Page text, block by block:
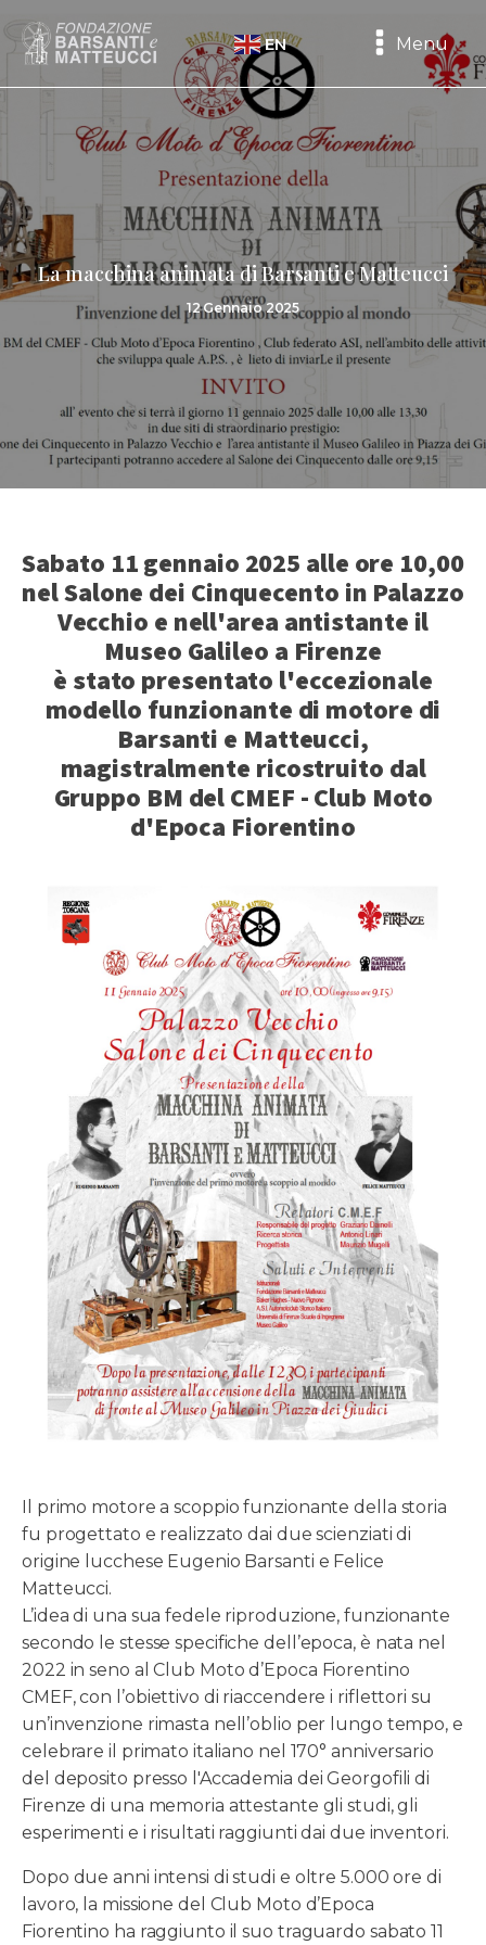
EN Menu
La macchina animata di Barsanti e Matteucci
12 Gennaio 2025
Sabato 11 gennaio 2025 alle ore 10,00
nel Salone dei Cinquecento in Palazzo
Vecchio e nell'area antistante il
Museo Galileo a Firenze
è stato presentato l'eccezionale
modello funzionante di motore di
Barsanti e Matteucci,
magistralmente ricostruito dal
Gruppo BM del CMEF - Club Moto
d'Epoca Fiorentino
Il primo motore a scoppio funzionante della storia
fu progettato e realizzato dai due scienziati di
origine lucchese Eugenio Barsanti e Felice
Matteucci.
L’idea di una sua fedele riproduzione, funzionante
secondo le stesse specifiche dell’epoca, è nata nel
2022 in seno al Club Moto d’Epoca Fiorentino
CMEF, con l’obiettivo di riaccendere i riflettori su
un’invenzione rimasta nell’oblio per lungo tempo, e
celebrare il primato italiano nel 170° anniversario
del deposito presso l'Accademia dei Georgofili di
Firenze di una memoria attestante gli studi, gli
esperimenti e i risultati raggiunti dai due inventori.
Dopo due anni intensi di studi e oltre 5.000 ore di
lavoro, la missione del Club Moto d’Epoca
Fiorentino ha raggiunto il suo traguardo sabato 11